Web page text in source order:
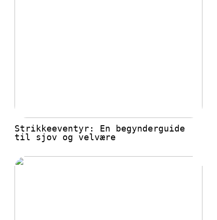
Strikkeeventyr: En begynderguide
til sjov og velvære